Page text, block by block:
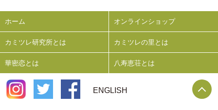
ホーム オンラインショップ
カミツレ研究所とは カミツレの里とは
華密恋とは 八寿恵荘とは
ENGLISH